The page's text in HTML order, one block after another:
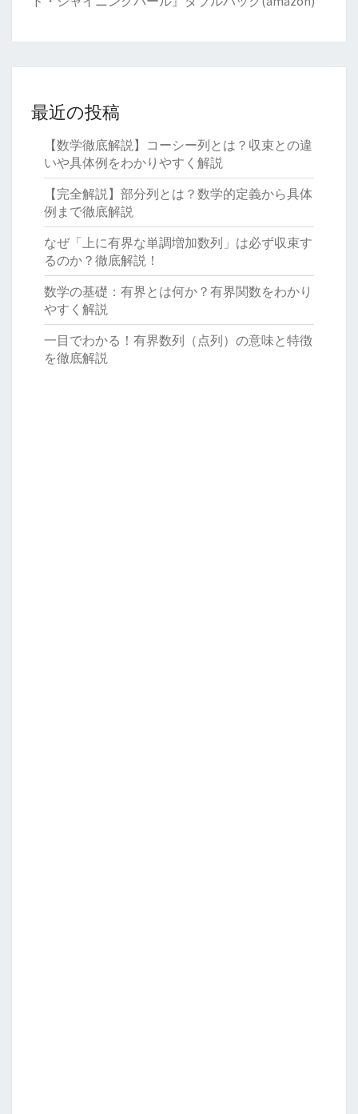
最近の投稿
【数学徹底解説】コーシー列とは？収束との違
いや具体例をわかりやすく解説
【完全解説】部分列とは？数学的定義から具体
例まで徹底解説
なぜ「上に有界な単調増加数列」は必ず収束す
るのか？徹底解説！
数学の基礎：有界とは何か？有界関数をわかり
やすく解説
一目でわかる！有界数列（点列）の意味と特徴
を徹底解説